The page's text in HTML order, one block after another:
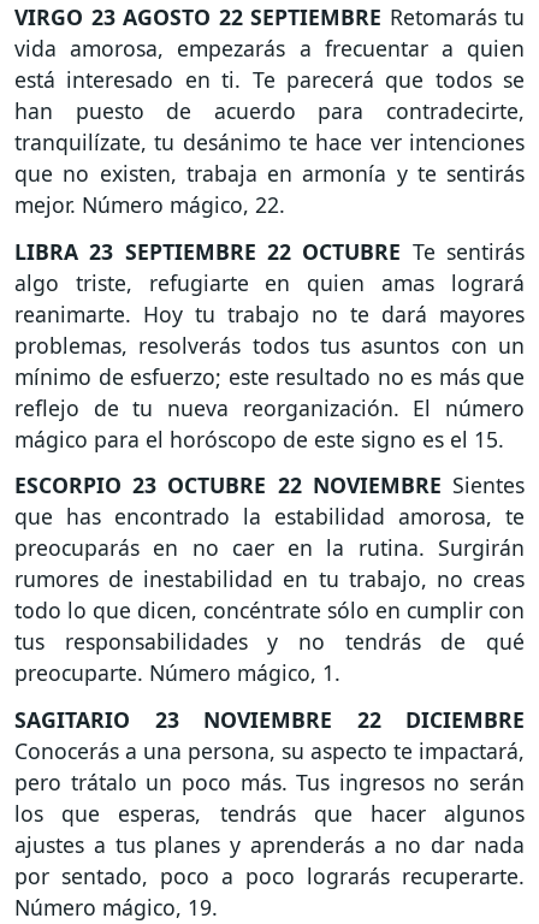
VIRGO 23 AGOSTO 22 SEPTIEMBRE Retomarás tu
vida amorosa, empezarás a frecuentar a quien
está interesado en ti. Te parecerá que todos se
han puesto de acuerdo para contradecirte,
tranquilízate, tu desánimo te hace ver intenciones
que no existen, trabaja en armonía y te sentirás
mejor. Número mágico, 22.
LIBRA 23 SEPTIEMBRE 22 OCTUBRE Te sentirás
algo triste, refugiarte en quien amas logrará
reanimarte. Hoy tu trabajo no te dará mayores
problemas, resolverás todos tus asuntos con un
mínimo de esfuerzo; este resultado no es más que
reflejo de tu nueva reorganización. El número
mágico para el horóscopo de este signo es el 15.
ESCORPIO 23 OCTUBRE 22 NOVIEMBRE Sientes
que has encontrado la estabilidad amorosa, te
preocuparás en no caer en la rutina. Surgirán
rumores de inestabilidad en tu trabajo, no creas
todo lo que dicen, concéntrate sólo en cumplir con
tus responsabilidades y no tendrás de qué
preocuparte. Número mágico, 1.
SAGITARIO
23 NOVIEMBRE 22 DICIEMBRE
Conocerás a una persona, su aspecto te impactará,
pero trátalo un poco más. Tus ingresos no serán
los que esperas, tendrás que hacer algunos
ajustes a tus planes y aprenderás a no dar nada
por sentado, poco a poco lograrás recuperarte.
Número mágico, 19.